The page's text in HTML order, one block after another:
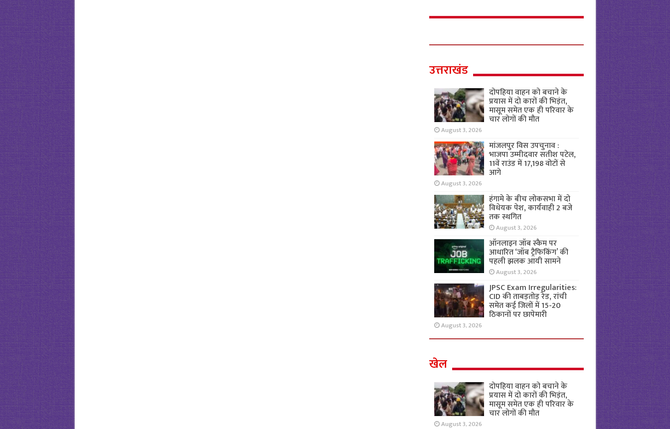
उत्तराखंड
दोपहिया वाहन को बचाने के
प्रयास में दो कारों की भिड़ंत,
मासूम समेत एक ही परिवार के
चार लोगों की मौत
August 3, 2026
मांजलपुर विस उपचुनाव :
भाजपा उम्मीदवार सतीश पटेल,
11वें राउंड में 17,198 वोटों से
आगे
August 3, 2026
हंगामे के बीच लोकसभा में दो
विधेयक पेश, कार्यवाही 2 बजे
तक स्थगित
August 3, 2026
ऑनलाइन जॉब स्कैम पर
आधारित ‘जॉब ट्रैफिकिंग’ की
पहली झलक आयी सामने
August 3, 2026
JPSC Exam Irregularities:
CID की ताबड़तोड़ रेड, रांची
समेत कई जिलों में 15-20
ठिकानों पर छापेमारी
August 3, 2026
खेल
दोपहिया वाहन को बचाने के
प्रयास में दो कारों की भिड़ंत,
मासूम समेत एक ही परिवार के
चार लोगों की मौत
August 3, 2026